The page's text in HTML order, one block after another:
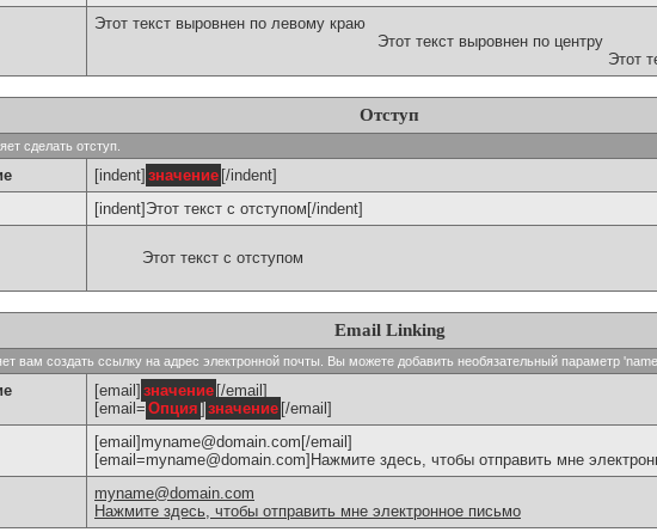
Этот текст выровнен по левому краю
Этот текст выровнен по центру
Этот
Отступ
сделать отступ.
[indent] значение [/indent]
[indent]Этот текст с отступом[/indent]
Этот текст с отступом
Email Linking
вам создать ссылку на адрес электронной почты. Вы можете добавить необязательный параметр
[email] значение [/email]
[email= Опция ] значение [/email]
[email]myname@domain.com[/email]
[email=myname@domain.com]Нажмите здесь, чтобы отправить мне
myname@domain.com
Нажмите здесь, чтобы отправить мне электронное письмо